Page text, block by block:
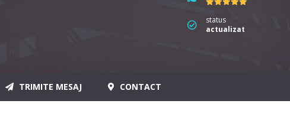
status
actualizat
TRIMITE MESAJ CONTACT